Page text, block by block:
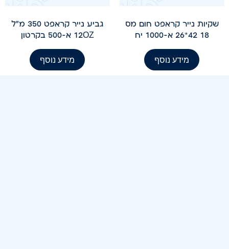
שקיות נייר קראפט חום מס
18 42*26 א-1000 יח
מידע נוסף
גביע נייר קראפט 350 מ"ל
12OZ א-500 בקרטון
מידע נוסף